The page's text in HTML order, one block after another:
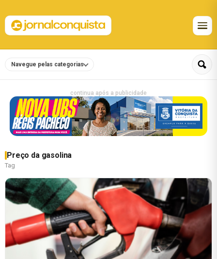
Navegue pelas categorias
continua após a publicidade
Preço da gasolina
Tag